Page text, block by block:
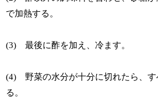
で加熱する。
(3) 最後に酢を加え、冷ます。
(4) 野菜の水分が十分に切れたら、す
る。